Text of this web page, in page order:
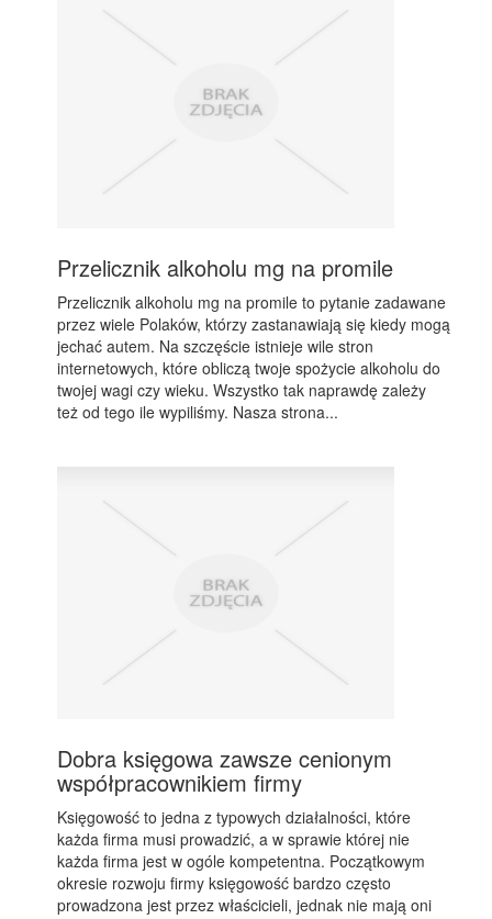
Przelicznik alkoholu mg na promile
Przelicznik alkoholu mg na promile to pytanie zadawane
przez wiele Polaków, którzy zastanawiają się kiedy mogą
jechać autem. Na szczęście istnieje wile stron
internetowych, które obliczą twoje spożycie alkoholu do
twojej wagi czy wieku. Wszystko tak naprawdę zależy
też od tego ile wypiliśmy. Nasza strona...
Dobra księgowa zawsze cenionym
współpracownikiem firmy
Księgowość to jedna z typowych działalności, które
każda firma musi prowadzić, a w sprawie której nie
każda firma jest w ogóle kompetentna. Początkowym
okresie rozwoju firmy księgowość bardzo często
prowadzona jest przez właścicieli, jednak nie mają oni